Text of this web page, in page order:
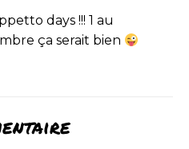
days !!! 1 au
ça serait bien